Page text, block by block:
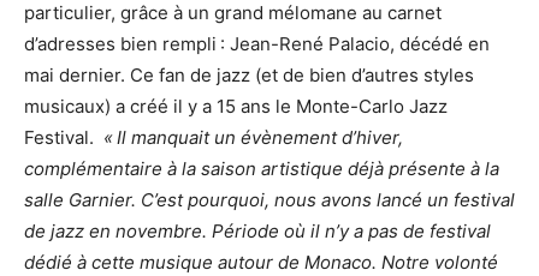
particulier, grâce à un grand mélomane au carnet
d’adresses bien rempli : Jean-René Palacio, décédé en
mai dernier. Ce fan de jazz (et de bien d’autres styles
musicaux) a créé il y a 15 ans le Monte-Carlo Jazz
Festival. « Il manquait un évènement d’hiver,
complémentaire à la saison artistique déjà présente à la
salle Garnier. C’est pourquoi, nous avons lancé un festival
de jazz en novembre. Période où il n’y a pas de festival
dédié à cette musique autour de Monaco. Notre volonté